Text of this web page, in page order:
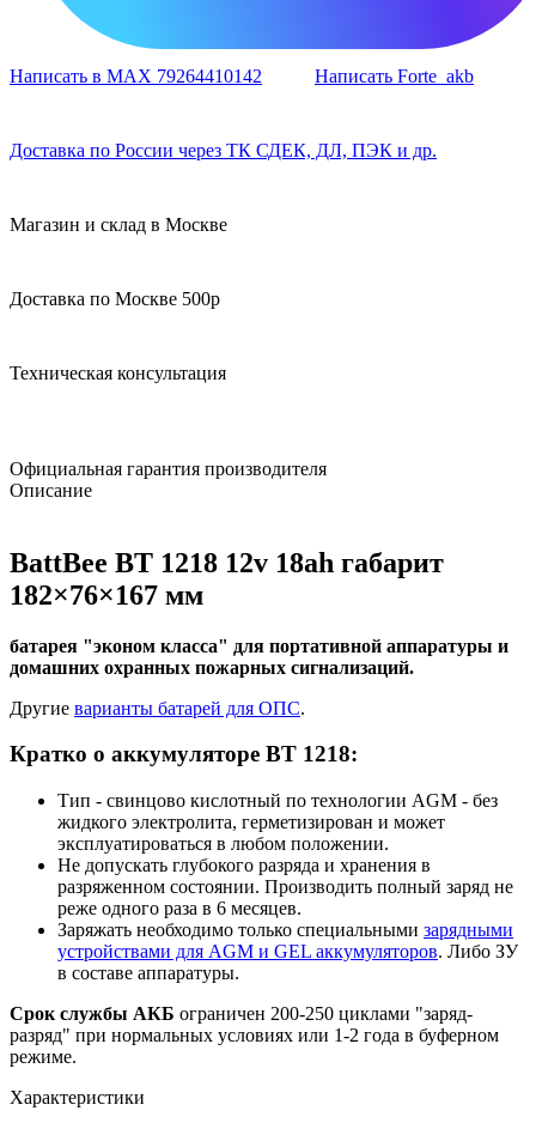
Написать в MAX 79264410142 Написать Forte_akb
Доставка по России через ТК СДЕК, ДЛ, ПЭК и др.
Магазин и склад в Москве
Доставка по Москве 500р
Техническая консультация
Официальная гарантия производителя
Описание
BattBee BT 1218 12v 18ah габарит
182×76×167 мм
батарея "эконом класса" для портативной аппаратуры и
домашних охранных пожарных сигнализаций.
Другие варианты батарей для ОПС.
Кратко о аккумуляторе BT 1218:
Тип - свинцово кислотный по технологии AGM - без
жидкого электролита, герметизирован и может
эксплуатироваться в любом положении.
Не допускать глубокого разряда и хранения в
разряженном состоянии. Производить полный заряд не
реже одного раза в 6 месяцев.
Заряжать необходимо только специальными зарядными
устройствами для AGM и GEL аккумуляторов. Либо ЗУ
в составе аппаратуры.
Срок службы АКБ ограничен 200-250 циклами "заряд-
разряд" при нормальных условиях или 1-2 года в буферном
режиме.
Характеристики